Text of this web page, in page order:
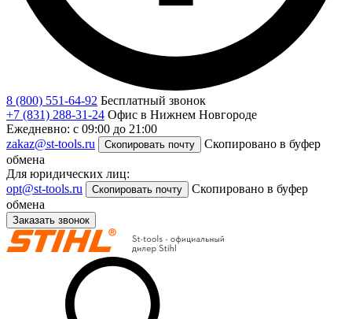
8 (800) 551-64-92 Бесплатный звонок
+7 (831) 288-31-24 Офис в Нижнем Новгороде
Ежедневно: с 09:00 до 21:00
zakaz@st-tools.ru
Скопировать почту
Скопировано в буфер
обмена
Для юридических лиц:
opt@st-tools.ru
Скопировать почту
Скопировано в буфер
обмена
Заказать звонок